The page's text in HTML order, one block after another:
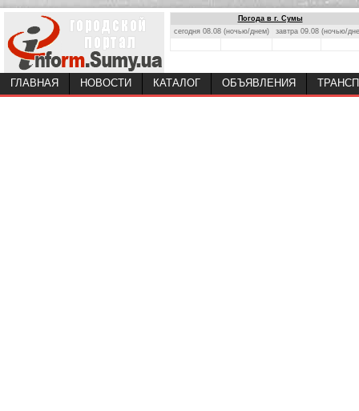
Погода в г. Сумы
сегодня 08.08 (ночью/днем)
завтра 09.08 (ночью/
ГЛАВНАЯ НОВОСТИ КАТАЛОГ ОБЪЯВЛЕНИЯ